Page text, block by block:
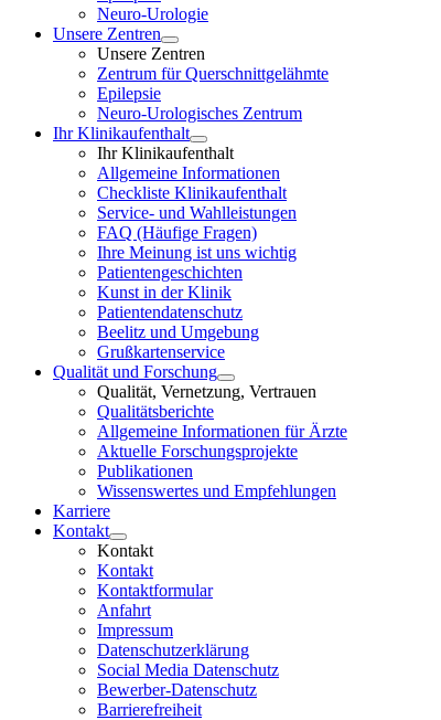
Neuro-Urologie
Unsere Zentren
Unsere Zentren
Zentrum für Querschnittgelähmte
Epilepsie
Neuro-Urologisches Zentrum
Ihr Klinikaufenthalt
Ihr Klinikaufenthalt
Allgemeine Informationen
Checkliste Klinikaufenthalt
Service- und Wahlleistungen
FAQ (Häufige Fragen)
Ihre Meinung ist uns wichtig
Patientengeschichten
Kunst in der Klinik
Patientendatenschutz
Beelitz und Umgebung
Grußkartenservice
Qualität und Forschung
Qualität, Vernetzung, Vertrauen
Qualitätsberichte
Allgemeine Informationen für Ärzte
Aktuelle Forschungsprojekte
Publikationen
Wissenswertes und Empfehlungen
Karriere
Kontakt
Kontakt
Kontakt
Kontaktformular
Anfahrt
Impressum
Datenschutzerklärung
Social Media Datenschutz
Bewerber-Datenschutz
Barrierefreiheit